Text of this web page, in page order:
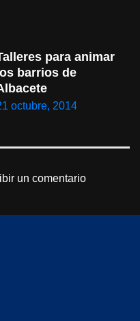
para animar
los barrios de
octubre, 2014
un comentario